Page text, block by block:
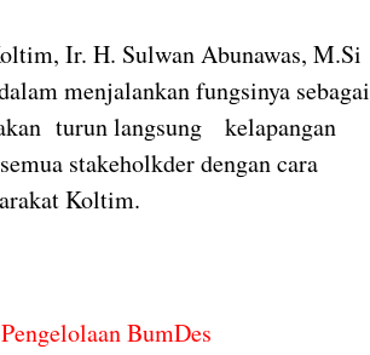
Ir. H. Sulwan Abunawas, M.Si
menjalankan fungsinya sebagai
turun langsung kelapangan
stakeholkder dengan cara
Koltim.
BumDes